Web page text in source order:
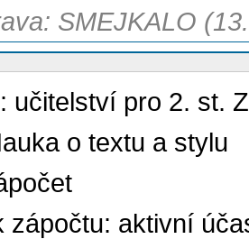
SMEJKALO
učitelství pro 2. st.
o textu a stylu
zápočtu: aktivní